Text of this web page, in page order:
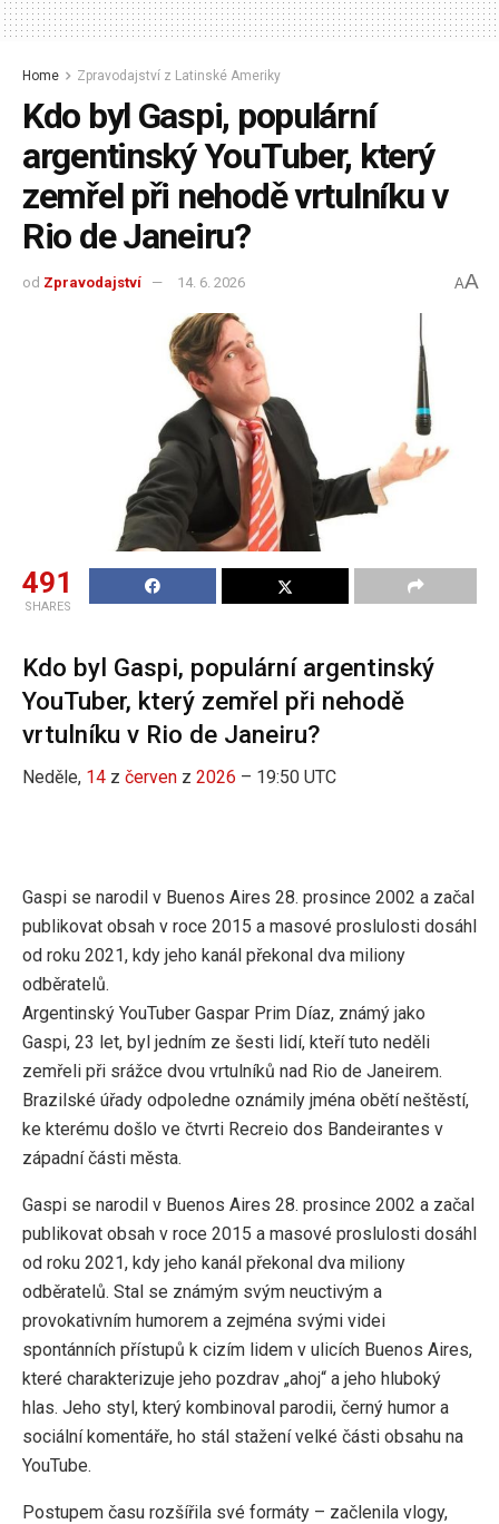
Home Zpravodajství z Latinské Ameriky
Kdo byl Gaspi, populární
argentinský YouTuber, který
zemřel při nehodě vrtulníku v
Rio de Janeiru?
od Zpravodajství 14. 6. 2026 AA
491
SHARES
Kdo byl Gaspi, populární argentinský
YouTuber, který zemřel při nehodě
vrtulníku v Rio de Janeiru?
Neděle, 14 z červen z 2026 – 19:50 UTC
Gaspi se narodil v Buenos Aires 28. prosince 2002 a začal
publikovat obsah v roce 2015 a masové proslulosti dosáhl
od roku 2021, kdy jeho kanál překonal dva miliony
odběratelů.
Argentinský YouTuber Gaspar Prim Díaz, známý jako
Gaspi, 23 let, byl jedním ze šesti lidí, kteří tuto neděli
zemřeli při srážce dvou vrtulníků nad Rio de Janeirem.
Brazilské úřady odpoledne oznámily jména obětí neštěstí,
ke kterému došlo ve čtvrti Recreio dos Bandeirantes v
západní části města.
Gaspi se narodil v Buenos Aires 28. prosince 2002 a začal
publikovat obsah v roce 2015 a masové proslulosti dosáhl
od roku 2021, kdy jeho kanál překonal dva miliony
odběratelů. Stal se známým svým neuctivým a
provokativním humorem a zejména svými videi
spontánních přístupů k cizím lidem v ulicích Buenos Aires,
které charakterizuje jeho pozdrav „ahoj“ a jeho hluboký
hlas. Jeho styl, který kombinoval parodii, černý humor a
sociální komentáře, ho stál stažení velké části obsahu na
YouTube.
Postupem času rozšířila své formáty – začlenila vlogy,